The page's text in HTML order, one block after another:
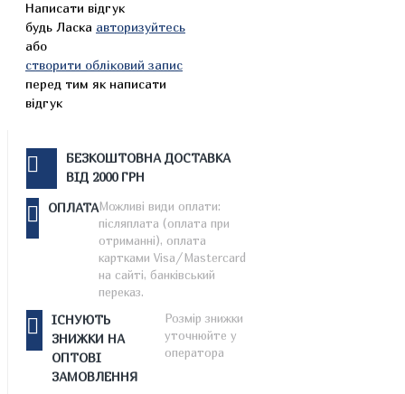
Написати відгук
будь Ласка авторизуйтесь
або
створити обліковий запис
перед тим як написати
відгук
БЕЗКОШТОВНА ДОСТАВКА
ВІД 2000 ГРН
ОПЛАТАМожливі види оплати:
післяплата (оплата при
отриманні), оплата
картками Visa/Mastercard
на сайті, банківський
переказ.
ІСНУЮТЬ
ЗНИЖКИ НА
ОПТОВІ
ЗАМОВЛЕННЯ
Розмір знижки
уточнюйте у
оператора